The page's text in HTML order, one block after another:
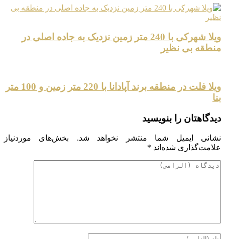
ویلا شهرکی با 240 متر زمین نزدیک به جاده اصلی در
منطقه بی نظیر
ویلا فلت در منطقه برند آپادانا با 220 متر زمین و 100 متر
بنا
دیدگاهتان را بنویسید
نشانی ایمیل شما منتشر نخواهد شد.
بخش‌های موردنیاز
علامت‌گذاری شده‌اند *